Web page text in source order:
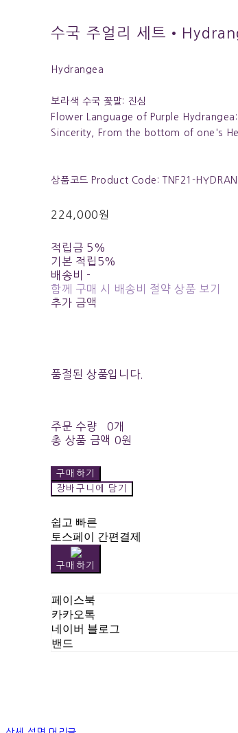
수국 주얼리 세트
Hydrangea
보라색 수국 꽃말: 진심
Flower Language of Purple Hydrangea:
Sincerity, From the bottom of one's
상품코드 Product Code: TNF21-
224,000원
적립금 5%
기본 적립 5%
배송비 -
함께 구매 시 배송비 절약 상품 보기
추가 금액
품절된 상품입니다.
주문 수량
0개
총 상품 금액 0원
구매하기
장바구니에 담기
쉽고 빠른
토스페이 간편결제
구매하기
페이스북
카카오톡
네이버 블로그
밴드